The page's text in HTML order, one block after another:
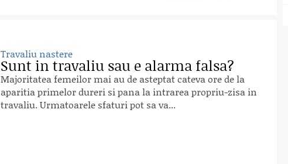
Travaliu nastere
Sunt in travaliu sau e alarma falsa?
Majoritatea femeilor mai au de asteptat cateva ore de la
aparitia primelor dureri si pana la intrarea propriu-zisa in
travaliu. Urmatoarele sfaturi pot sa va...